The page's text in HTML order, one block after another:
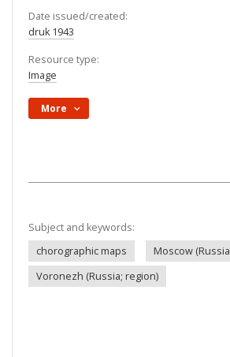
Date issued/created:
druk 1943
Resource type:
Image
More
Subject and keywords:
chorographic maps
Moscow
Voronezh (Russia; region)